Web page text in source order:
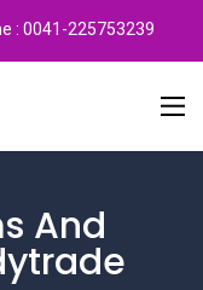
: 0041-225753239
And